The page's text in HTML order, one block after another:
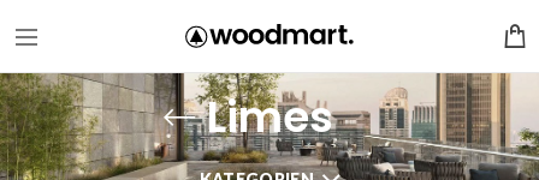
Limes